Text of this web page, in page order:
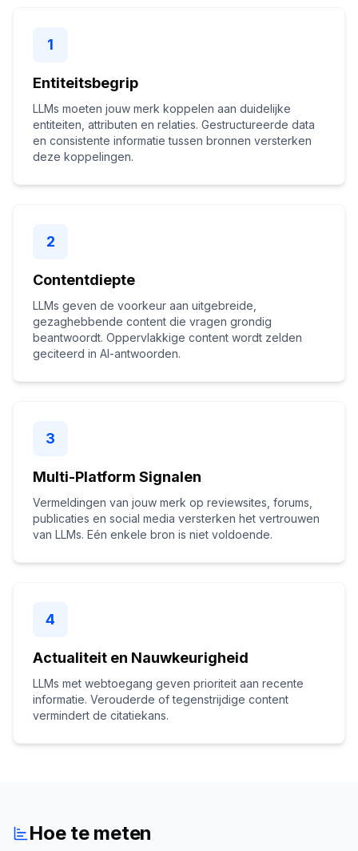
1
Entiteitsbegrip
LLMs moeten jouw merk koppelen aan duidelijke
entiteiten, attributen en relaties. Gestructureerde data
en consistente informatie tussen bronnen versterken
deze koppelingen.
2
Contentdiepte
LLMs geven de voorkeur aan uitgebreide,
gezaghebbende content die vragen grondig
beantwoordt. Oppervlakkige content wordt zelden
geciteerd in AI-antwoorden.
3
Multi-Platform Signalen
Vermeldingen van jouw merk op reviewsites, forums,
publicaties en social media versterken het vertrouwen
van LLMs. Eén enkele bron is niet voldoende.
4
Actualiteit en Nauwkeurigheid
LLMs met webtoegang geven prioriteit aan recente
informatie. Verouderde of tegenstrijdige content
vermindert de citatiekans.
Hoe te meten